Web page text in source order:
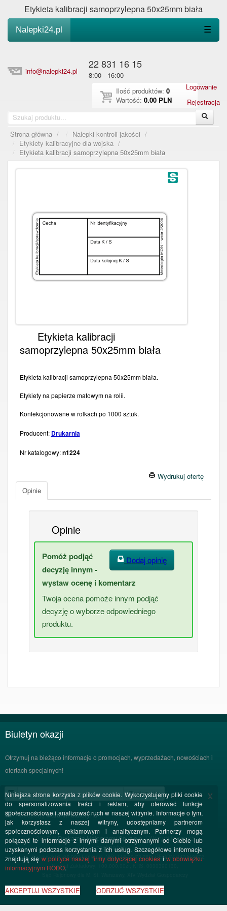
Etykieta kalibracji samoprzylepna 50x25mm biała
Nalepki24.pl ☰
Logowanie
Rejestracja
info@nalepki24.pl
22 831 16 15
8:00 - 16:00
Ilość produktów: 0
Wartość: 0.00 PLN
Strona główna / Nalepki kontroli jakości /
Etykiety kalibracyjne dla wojska /
Etykieta kalibracji samoprzylepna 50x25mm biała
Etykieta kalibracji
samoprzylepna 50x25mm biała
Etykieta kalibracji samoprzylepna 50x25mm biała.
Etykiety na papierze matowym na rolii.
Konfekcjonowane w rolkach po 1000 sztuk.
Producent: Drukarnia
Nr katalogowy:n1224
Wydrukuj ofertę
Opinie
Opinie
Dodaj opinię
Pomóż podjąć
decyzję innym -
wystaw ocenę i komentarz
Twoja ocena pomoże innym podjąć
decyzję o wyborze odpowiedniego
produktu.
Biuletyn okazji
Otrzymuj na bieżąco informacje o promocjach, wyprzedażach, nowościach i
ofertach specjalnych!
Zapisz się
Akceptujęwarunki biuletynu
2017 ©Drukarnia Hologramy Sp. z o.o./ Wszystkie prawa
zastrzeżone.
ul. Kościuszki 5, 05-092 Łomianki, NIP: 118-20-73-352, REGON: 143149872,
Kapitał Zakładowy: 100.000,00zł, KRS: 0000390130,
x
Niniejsza strona korzysta z plików cookie. Wykorzystujemy pliki cookie
do spersonalizowania treści i reklam, aby oferować funkcje
społecznościowe i analizować ruch w naszej witrynie. Informacje o tym,
jak korzystasz z naszej witryny, udostępniamy partnerom
społecznościowym, reklamowym i analitycznym. Partnerzy mogą
połączyć te informacje z innymi danymi otrzymanymi od Ciebie lub
uzyskanymi podczas korzystania z ich usług. Szczegółowe informacje
znajdują się w polityce naszej firmy dotyczącej cookies iw obowiązku
informacyjnym RODO.
AKCEPTUJ WSZYSTKIE ODRZUĆ WSZYSTKIE